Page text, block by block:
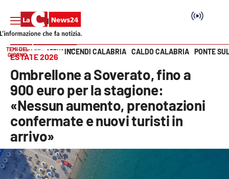
SEZIONI
Cronaca
Politica
Attualità
Vai
TEMI DEL
GIORNO
INCENDI CALABRIA CALDO CALABRIA PONTE
HOME PAGE ATTUALITÀ
ESTATE 2026
Ombrellone a Soverato, fino a
900 euro per la stagione:
«Nessun aumento, prenotazioni
confermate e nuovi turisti in
arrivo»